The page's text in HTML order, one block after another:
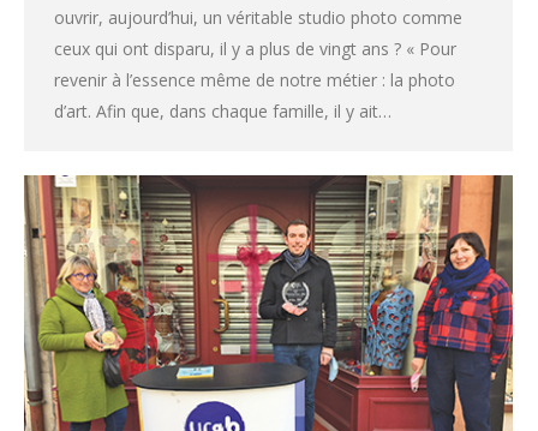
ouvrir, aujourd’hui, un véritable studio photo comme
ceux qui ont disparu, il y a plus de vingt ans ? « Pour
revenir à l’essence même de notre métier : la photo
d’art. Afin que, dans chaque famille, il y ait…